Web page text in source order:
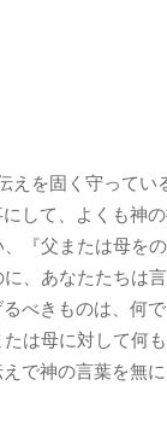
を固く守ってい
して、よくも神
『父または母を
に、あなたたちは
べきものは、何
は母に対して何
で神の言葉を無